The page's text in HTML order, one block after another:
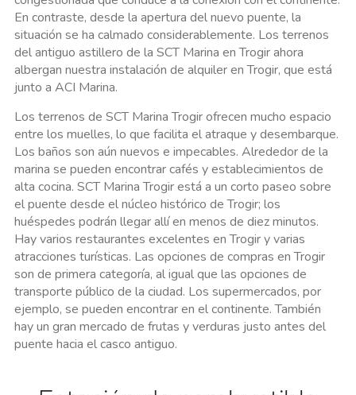
En contraste, desde la apertura del nuevo puente, la
situación se ha calmado considerablemente. Los terrenos
del antiguo astillero de la SCT Marina en Trogir ahora
albergan nuestra instalación de alquiler en Trogir, que está
junto a ACI Marina.
Los terrenos de SCT Marina Trogir ofrecen mucho espacio
entre los muelles, lo que facilita el atraque y desembarque.
Los baños son aún nuevos e impecables. Alrededor de la
marina se pueden encontrar cafés y establecimientos de
alta cocina. SCT Marina Trogir está a un corto paseo sobre
el puente desde el núcleo histórico de Trogir; los
huéspedes podrán llegar allí en menos de diez minutos.
Hay varios restaurantes excelentes en Trogir y varias
atracciones turísticas. Las opciones de compras en Trogir
son de primera categoría, al igual que las opciones de
transporte público de la ciudad. Los supermercados, por
ejemplo, se pueden encontrar en el continente. También
hay un gran mercado de frutas y verduras justo antes del
puente hacia el casco antiguo.